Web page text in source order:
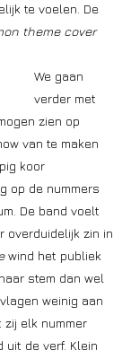
te voelen. De
theme cover
We gaan
verder met
zien op
van te maken
koor
op de nummers
De band voelt
overduidelijk zin in
wind het publiek
stem dan wel
weinig aan
zij elk nummer
uit de verf. Klein